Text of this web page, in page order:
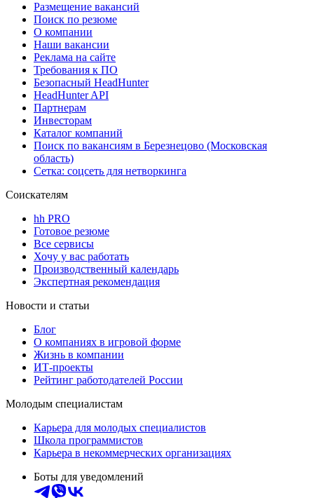
Размещение вакансий
Поиск по резюме
О компании
Наши вакансии
Реклама на сайте
Требования к ПО
Безопасный HeadHunter
HeadHunter API
Партнерам
Инвесторам
Каталог компаний
Поиск по вакансиям в Березнецово (Московская
область)
Сетка: соцсеть для нетворкинга
Соискателям
hh PRO
Готовое резюме
Все сервисы
Хочу у вас работать
Производственный календарь
Экспертная рекомендация
Новости и статьи
Блог
О компаниях в игровой форме
Жизнь в компании
ИТ-проекты
Рейтинг работодателей России
Молодым специалистам
Карьера для молодых специалистов
Школа программистов
Карьера в некоммерческих организациях
Боты для уведомлений